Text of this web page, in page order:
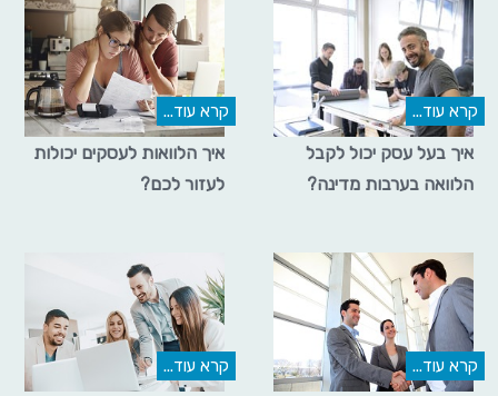
קרא עוד...
איך בעל עסק יכול לקבל
הלוואה בערבות מדינה?
קרא עוד...
איך הלוואות לעסקים יכולות
לעזור לכם?
קרא עוד... קרא עוד...